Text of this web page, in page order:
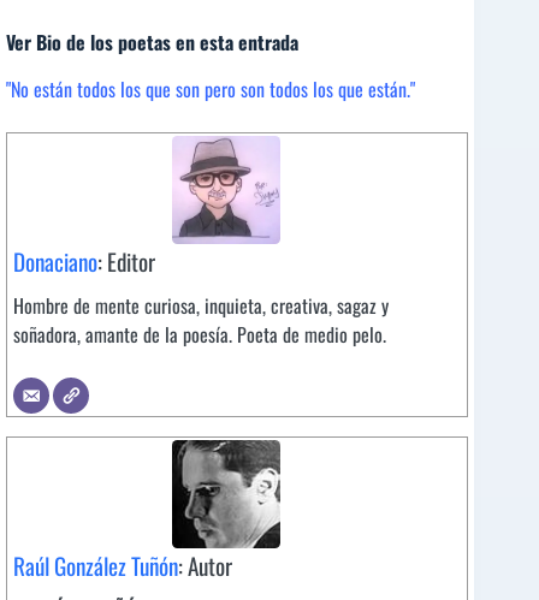
Ver Bio de los poetas en esta entrada
"No están todos los que son pero son todos los que están."
Donaciano: Editor
Hombre de mente curiosa, inquieta, creativa, sagaz y
soñadora, amante de la poesía. Poeta de medio pelo.
Raúl González Tuñón: Autor